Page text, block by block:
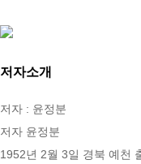
저자소개
저자 : 윤정분
저자 윤정분
1952년 2월 3일 경북 예천